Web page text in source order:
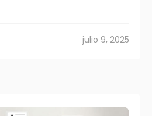
julio 9, 2025